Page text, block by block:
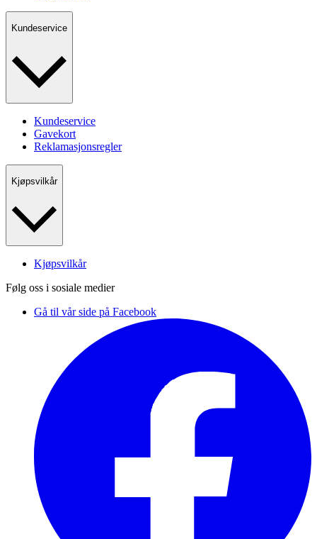
Kundeservice
Kundeservice
Gavekort
Reklamasjonsregler
Kjøpsvilkår
Kjøpsvilkår
Følg oss i sosiale medier
Gå til vår side på Facebook